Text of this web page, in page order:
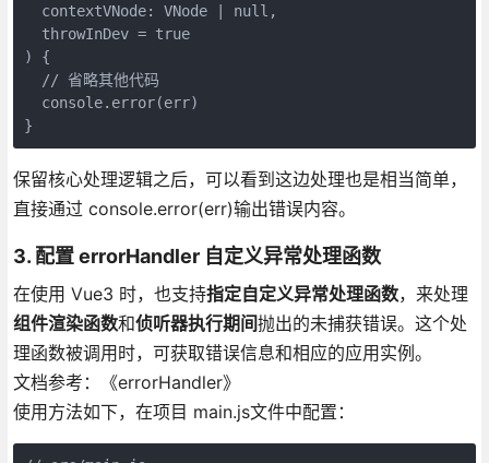
  contextVNode: VNode | null,
  throwInDev = true
) {
  // 省略其他代码
  console.error(err)
}
保留核心处理逻辑之后，可以看到这边处理也是相当简单，
直接通过 console.error(err)输出错误内容。
3. 配置 errorHandler 自定义异常处理函数
在使用 Vue3 时，也支持指定自定义异常处理函数，来处理
组件渲染函数和侦听器执行期间抛出的未捕获错误。这个处
理函数被调用时，可获取错误信息和相应的应用实例。
文档参考：《errorHandler》
使用方法如下，在项目 main.js文件中配置：